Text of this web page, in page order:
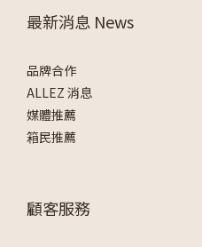
最新消息 News
品牌合作
ALLEZ 消息
媒體推薦
箱民推薦
顧客服務